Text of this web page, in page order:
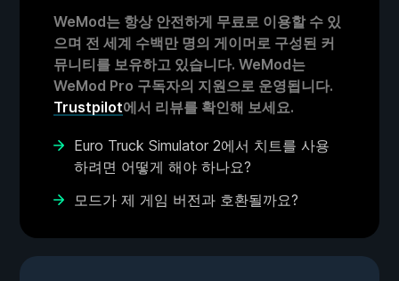
WeMod는 항상 안전하게 무료로 이용할 수 있
으며 전 세계 수백만 명의 게이머로 구성된 커
뮤니티를 보유하고 있습니다. WeMod는
WeMod Pro 구독자의 지원으로 운영됩니다.
Trustpilot에서 리뷰를 확인해 보세요.
Euro Truck Simulator 2에서 치트를 사용
하려면 어떻게 해야 하나요?
모드가 제 게임 버전과 호환될까요?